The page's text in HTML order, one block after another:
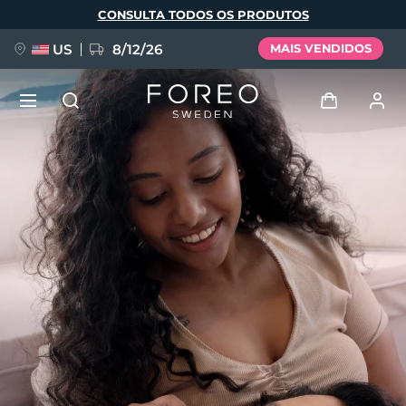
principal
CONSULTA TODOS OS PRODUTOS
US 8/12/26 MAIS VENDIDOS
Perfil de usuário
Meus aparelhos
Meus pedidos
Meus endereços
As minhas subscrições
NOVIDADE
FAQ™ Pure Beauty-Tech Elixir
BREAKING NEWS
issa™ Teeth Whitening Set
Idioma
English Deutsch
Español
Français
Italiano
Português
Polski
Svenska
Русский
Türkçe
简体中文 繁體中文